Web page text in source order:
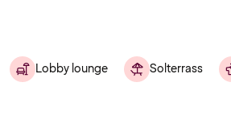
Lobby lounge Solterrass